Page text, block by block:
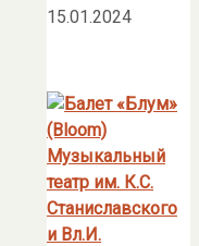
15.01.2024
Музыкальный
театр им. К.С.
Станиславского
и Вл.И.